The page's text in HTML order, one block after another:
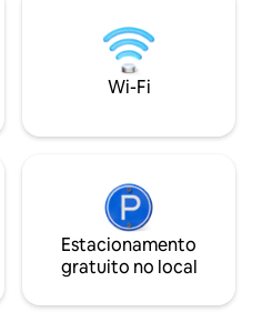
com
15
da
de
um caminho para
apartamento de
fácil acesso de
localização é
Wi-Fi
Estacionamento
gratuito no local